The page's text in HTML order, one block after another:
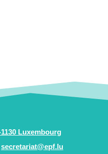
Luxembourg
secretariat@epf.lu